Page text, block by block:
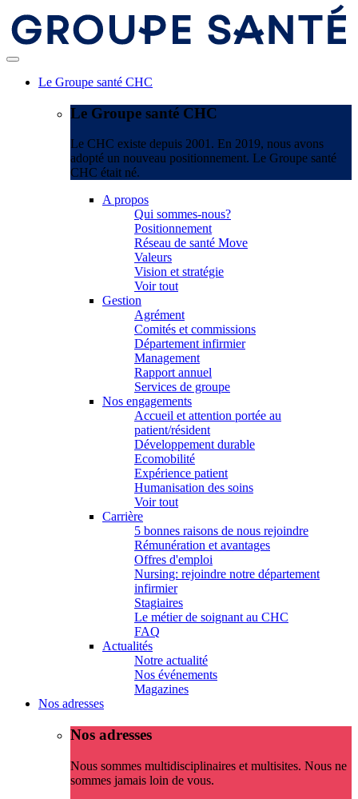
Le Groupe santé CHC
Le Groupe santé CHC
Le CHC existe depuis 2001. En 2019, nous avons
adopté un nouveau positionnement. Le Groupe santé
CHC était né.
A propos
Qui sommes-nous?
Positionnement
Réseau de santé Move
Valeurs
Vision et stratégie
Voir tout
Gestion
Agrément
Comités et commissions
Département infirmier
Management
Rapport annuel
Services de groupe
Nos engagements
Accueil et attention portée au
patient/résident
Développement durable
Ecomobilité
Expérience patient
Humanisation des soins
Voir tout
Carrière
5 bonnes raisons de nous rejoindre
Rémunération et avantages
Offres d'emploi
Nursing: rejoindre notre département
infirmier
Stagiaires
Le métier de soignant au CHC
FAQ
Actualités
Notre actualité
Nos événements
Magazines
Nos adresses
Nos adresses
Nous sommes multidisciplinaires et multisites. Nous ne
sommes jamais loin de vous.